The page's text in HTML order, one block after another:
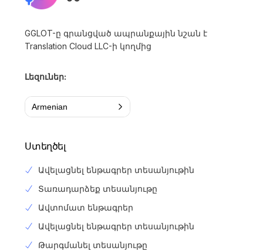
GGLOT-ը գրանցված ապրանքային նշան է
Translation Cloud LLC-ի կողմից
Լեզուներ:
Armenian
Ստեղծել
Ավելացնել ենթագրեր տեսանյութին
Տառադարձեք տեսանյութը
Ավտոմատ ենթագրեր
Ավելացնել ենթագրեր տեսանյութին
Թարգմանել տեսանյութը